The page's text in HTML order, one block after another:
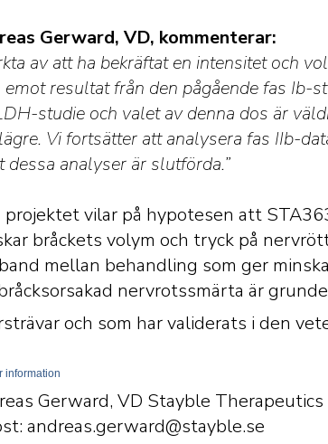
Gerward, VD, kommenterar:
av att ha bekräftat en intensitet och
emot resultat från den pågående fas Ib-
studie och valet av denna dos är
Vi fortsätter att analysera fas IIb-
dessa analyser är slutförda.”
projektet vilar på hypotesen att
bråckets volym och tryck på
mellan behandling som ger
nervrotssmärta är
och som har validerats i den
information
Gerward, VD Stayble Therapeutics
andreas.gerward@stayble.se